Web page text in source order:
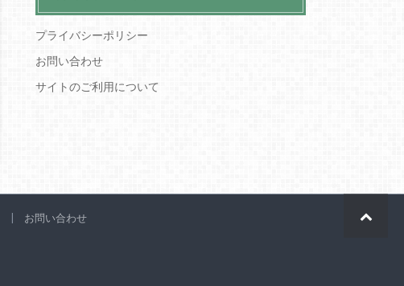
プライバシーポリシー
お問い合わせ
サイトのご利用について
お問い合わせ